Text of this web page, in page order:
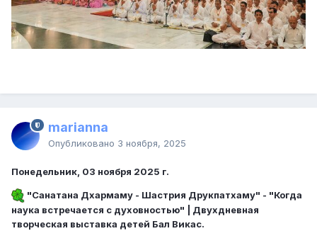
marianna
Опубликовано 3 ноября, 2025
Понедельник, 03 ноября 2025 г.
"Санатана Дхармаму - Шастрия Друкпатхаму" - "Когда
наука встречается с духовностью" | Двухдневная
творческая выставка детей Бал Викас.